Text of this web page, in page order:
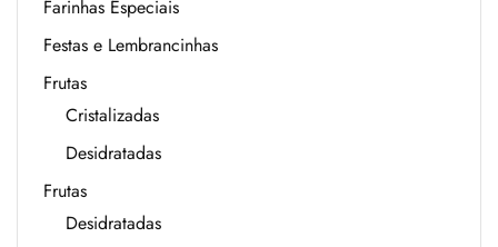
Farinhas Especiais
Festas e Lembrancinhas
Frutas
Cristalizadas
Desidratadas
Frutas
Desidratadas